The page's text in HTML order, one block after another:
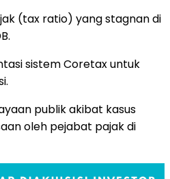
(tax ratio) yang stagnan di
sistem Coretax untuk
publik akibat kasus
oleh pejabat pajak di